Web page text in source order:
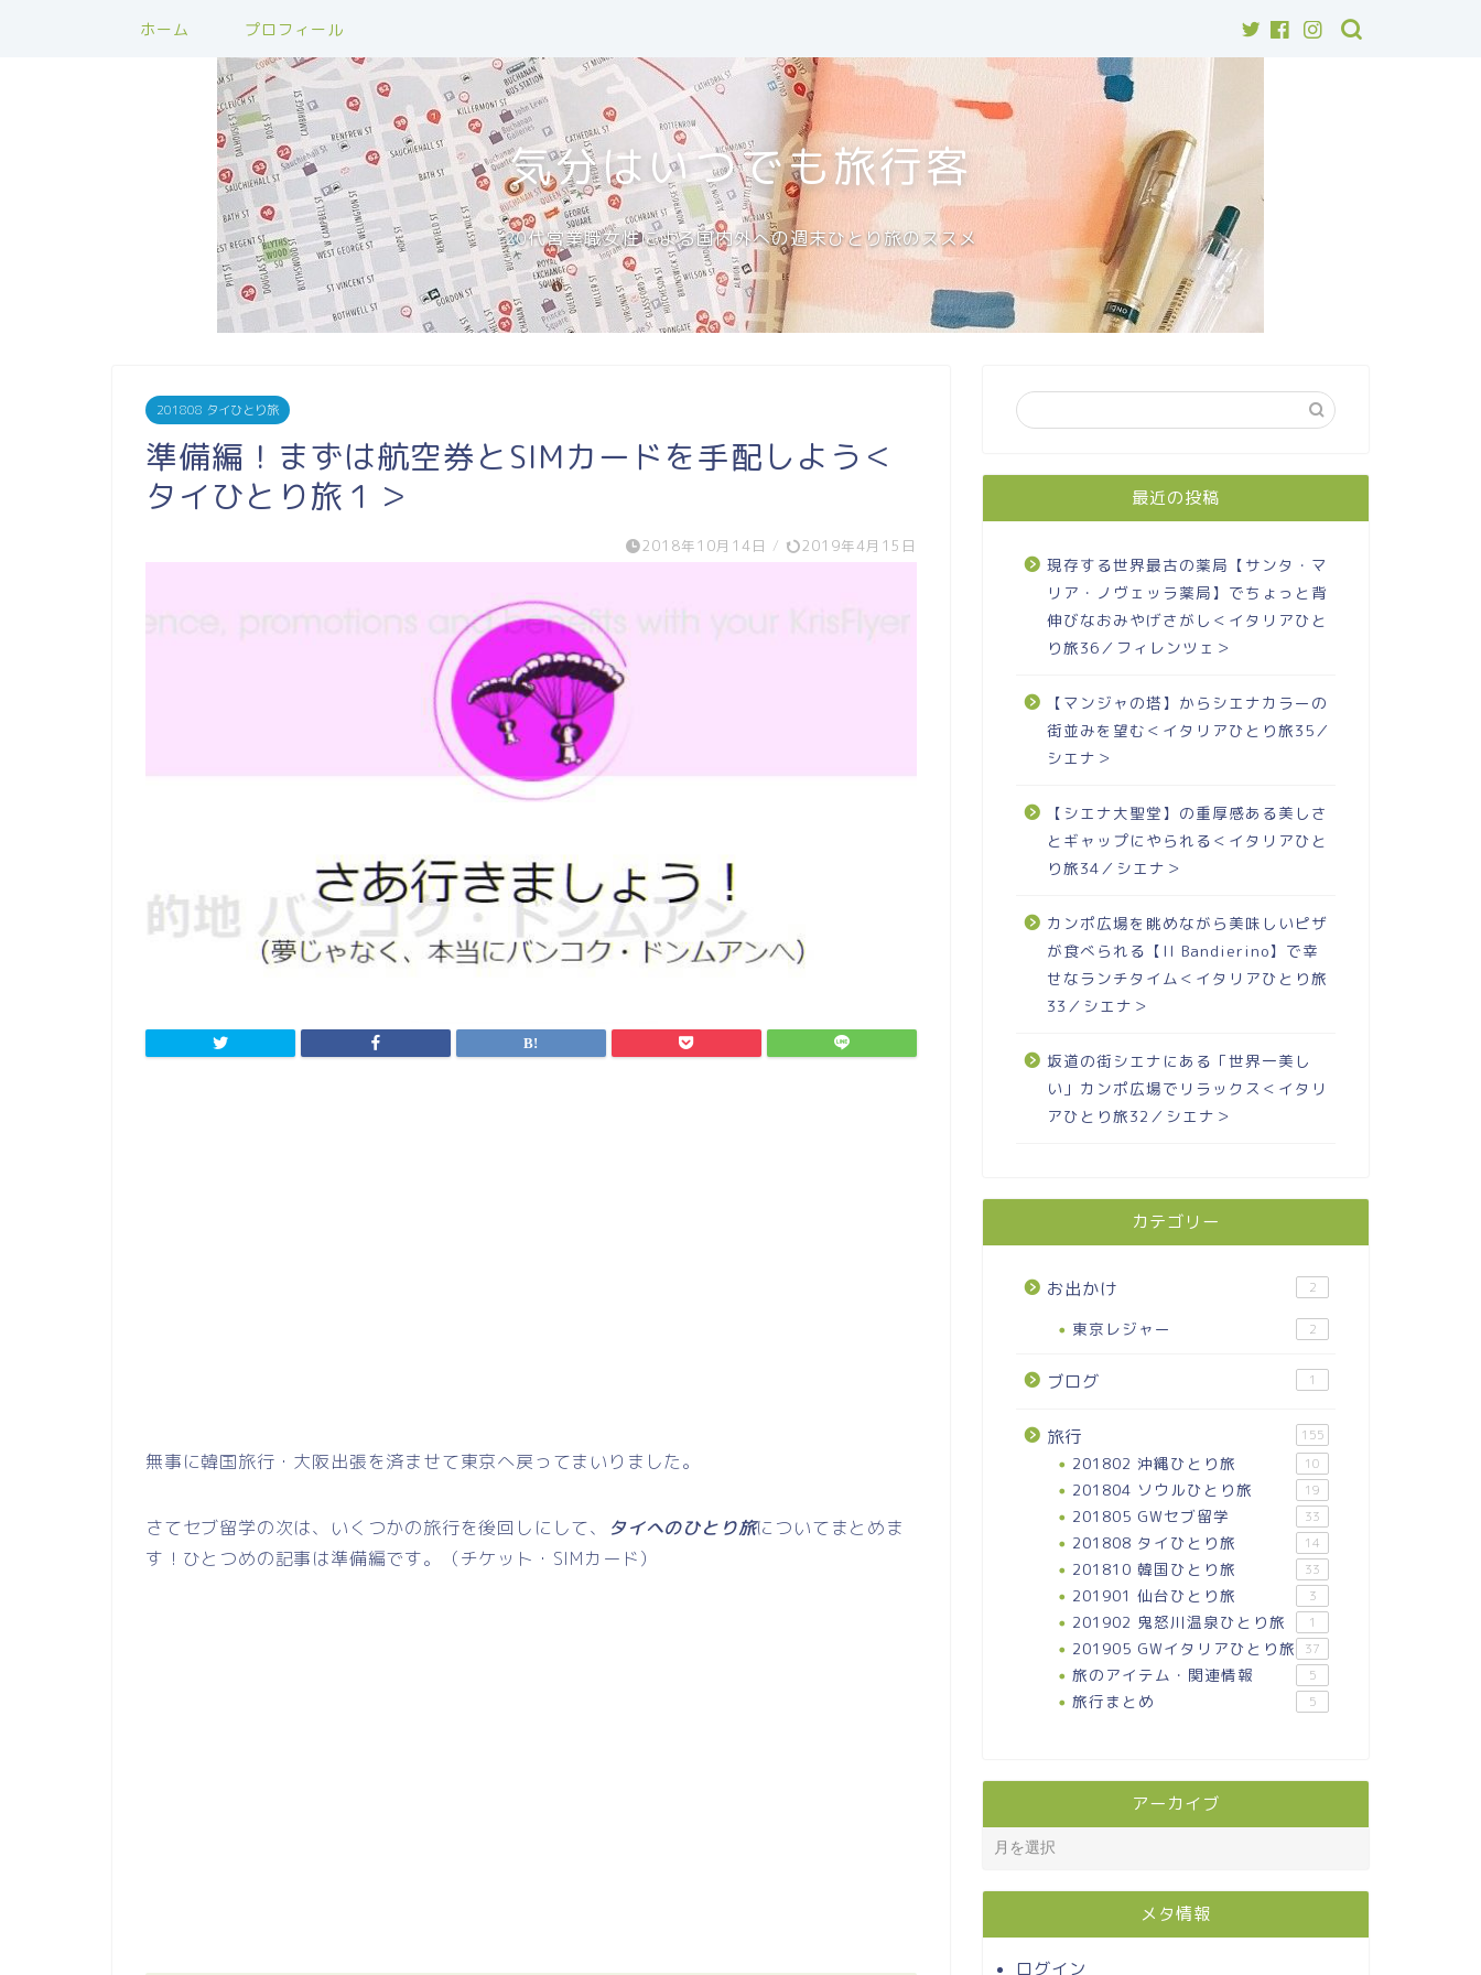
ホーム プロフィール
気分はいつでも旅行客
20代営業職女性による国内外への週末ひとり旅のススメ
201808 タイひとり旅
準備編！まずは航空券とSIMカードを手配しよう＜
タイひとり旅１＞
2018年10月14日 / 2019年4月15日
無事に韓国旅行・大阪出張を済ませて東京へ戻ってまいりました。
さてセブ留学の次は、いくつかの旅行を後回しにして、 タイへのひとり旅についてまとめま
す！ひとつめの記事は準備編です。（チケット・SIMカード）
最近の投稿
現存する世界最古の薬局【サンタ・マ
リア・ノヴェッラ薬局】でちょっと背
伸びなおみやげさがし＜イタリアひと
り旅36／フィレンツェ＞
【マンジャの塔】からシエナカラーの
街並みを望む＜イタリアひとり旅35／
シエナ＞
【シエナ大聖堂】の重厚感ある美しさ
とギャップにやられる＜イタリアひと
り旅34／シエナ＞
カンポ広場を眺めながら美味しいピザ
が食べられる【Il Bandierino】で幸
せなランチタイム＜イタリアひとり旅
33／シエナ＞
坂道の街シエナにある「世界一美し
い」カンポ広場でリラックス＜イタリ
アひとり旅32／シエナ＞
カテゴリー
お出かけ 2
東京レジャー 2
ブログ 1
旅行 155
201802 沖縄ひとり旅 10
201804 ソウルひとり旅 19
201805 GWセブ留学 33
201808 タイひとり旅 14
201810 韓国ひとり旅 33
201901 仙台ひとり旅 3
201902 鬼怒川温泉ひとり旅 1
201905 GWイタリアひとり旅 37
旅のアイテム・関連情報 5
旅行まとめ 5
アーカイブ
メタ情報
ログイン